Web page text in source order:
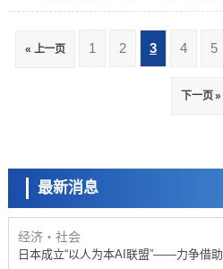
« 上一页 1 2 3 4 5
下一页 »
最新消息
科学研究
开发出300亿年仅误差1秒的光晶格钟
基础设施
经济・社会
日本成立“以人为本AI联盟”——力争借